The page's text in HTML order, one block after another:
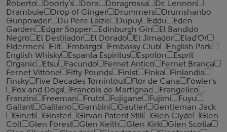
Roberto
Doorly's Dora Doragrossa
Dr. Lennon
Drambuie
Drop of Ginger Drummers
Drumshanbo
Gunpowder
Du Pere Laize Dupuy Eddu
Eden
Garden
Edgar Sopper Edinburgh Gin
El Bandido
Negro
El Destilador El Dorado El Jimador
Elad'Or
Eldermen
Elit Embargo Embassy Club
English Park
English Whisky
Espanta Espiritus Espolon
Esprit
Organic
Etsu Facundo Fernet Antico
Fernet Branca
Fernet Vittone
Fifty Pounds Finist Finka
Finlandia
Finsky
Five Decades Tomintoul Flor de Cana
Fowler's
Fox and Dogs
Francois de Martignac
Frangelico
Franzini
Freeman Fruto Fujigane Fujimi
Fuyu
Gallant
Galliano Gambini Gautier
Gentleman Jack
Gineti
Ginster Girvan Patent Still Glen Clyde
Glen
Colt
Glen Forest Glen Keith Glen Kirk
Glen Scotia